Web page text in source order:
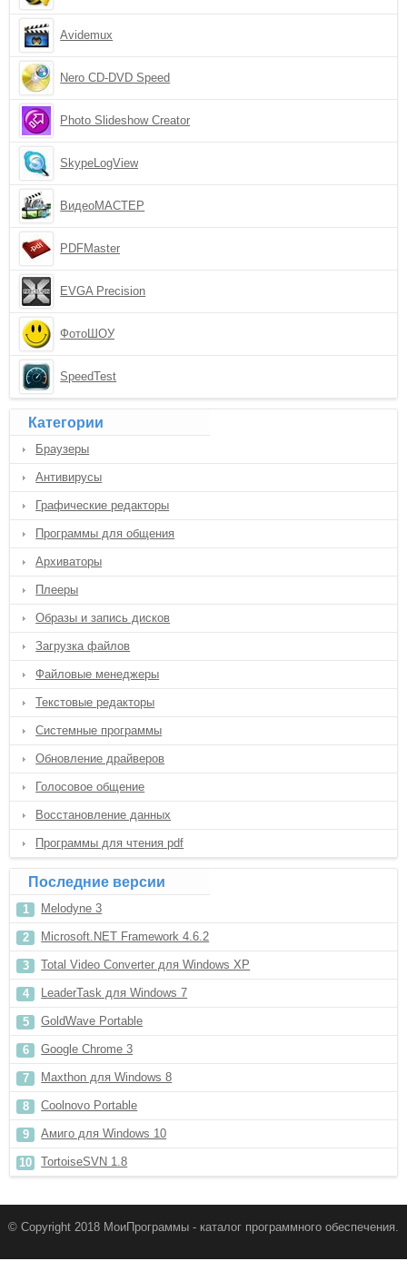
Avidemux
Nero CD-DVD Speed
Photo Slideshow Creator
SkypeLogView
ВидеоМАСТЕР
PDFMaster
EVGA Precision
ФотоШОУ
SpeedTest
Категории
Браузеры
Антивирусы
Графические редакторы
Программы для общения
Архиваторы
Плееры
Образы и запись дисков
Загрузка файлов
Файловые менеджеры
Текстовые редакторы
Системные программы
Обновление драйверов
Голосовое общение
Восстановление данных
Программы для чтения pdf
Последние версии
Melodyne 3
Microsoft.NET Framework 4.6.2
Total Video Converter для Windows XP
LeaderTask для Windows 7
GoldWave Portable
Google Chrome 3
Maxthon для Windows 8
Coolnovo Portable
Амиго для Windows 10
TortoiseSVN 1.8
© Copyright 2018 МоиПрограммы - каталог программного обеспечения.